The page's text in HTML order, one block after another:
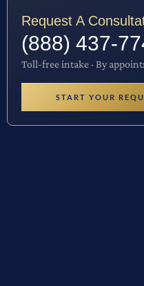
Request A
(888) 437-
Toll-free intake · By
START YOUR